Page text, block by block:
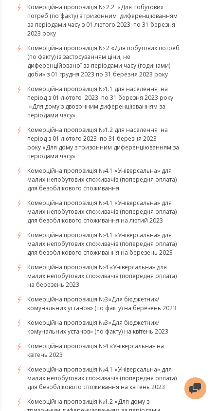
Комерційна пропозиція № 2.2 «Для побутових
потреб (по факту) з тризонним диференціюванням
за періодами часу з 01 лютого 2023 по 31 березня
2023 року
Комерційна пропозиція № 2 «Для побутових потреб
(по факту) із застосуванням ціни, не
диференційованої за періодами часу (годинами)
доби» з 01 грудня 2023 по 31 березня 2023 року
Комерційна пропозиція №1.1 для населення на
період з 01 лютого 2023 по 31 березня 2023 року
«Для дому з двозонним диференціюванням за
періодами часу»
Комерційна пропозиція №1.2 для населення на
період з 01 лютого 2023 по 31 березня 2023
року «Для дому з тризонним диференціюванням за
періодами часу»
​​​​​​​Комерційна пропозиція №4.1 «Універсальна» для
малих непобутових споживачів (попередня оплата)
для безоблікового споживання
Комерційна пропозиція №4.1 «Універсальна» для
малих непобутових споживачів (попередня оплата)
для безоблікового споживання на лютий 2023
Комерційна пропозиція №4.1 «Універсальна» для
малих непобутових споживачів (попередня оплата)
для безоблікового споживання на березень 2023
​​​​​​​Комерційна пропозиція №4 «Універсальна» для
малих непобутових споживачів (попередня оплата)
на березень 2023
​​​​​​​Комерційна пропозиція №3«Для бюджетних/
комунальних установ» (по факту) на березень 2023
Комерційна пропозиція №3«Для бюджетних/
комунальних установ» (по факту) на квітень 2023
Комерційна пропозиція №4 «Універсальна» на
квітень 2023
Комерційна пропозиція №4.1 «Універсальна» для
малих непобутових споживачів (попередня оплата)
для безоблікового споживання на квітень 2023
Комерційна пропозиція №1.2 «Для дому з